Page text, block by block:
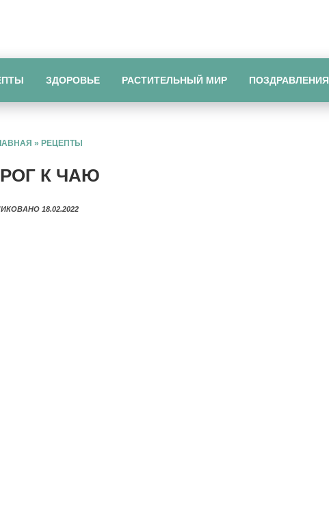
ЗДОРОВЬЕ РАСТИТЕЛЬНЫЙ МИР ПОЗДРАВЛЕНИЯ
» РЕЦЕПТЫ
К ЧАЮ
18.02.2022